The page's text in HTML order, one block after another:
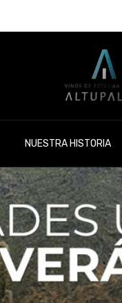
NUESTRA HISTORIA